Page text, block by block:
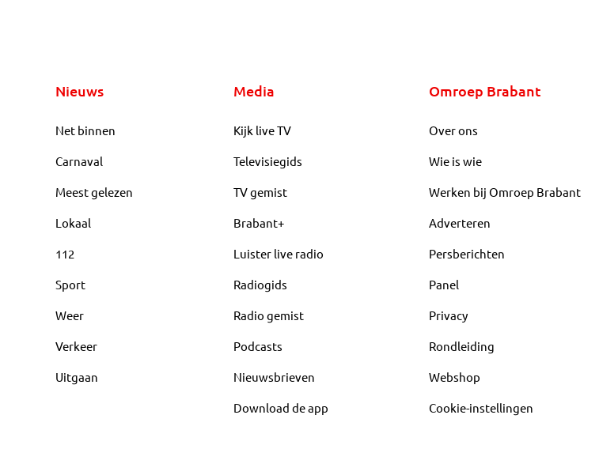
Nieuws
Net binnen
Carnaval
Meest gelezen
Lokaal
112
Sport
Weer
Verkeer
Uitgaan
Media
Kijk live TV
Televisiegids
TV gemist
Brabant+
Luister live radio
Radiogids
Radio gemist
Podcasts
Nieuwsbrieven
Download de app
Omroep Brabant
Over ons
Wie is wie
Werken bij Omroep Brabant
Adverteren
Persberichten
Panel
Privacy
Rondleiding
Webshop
Cookie-instellingen